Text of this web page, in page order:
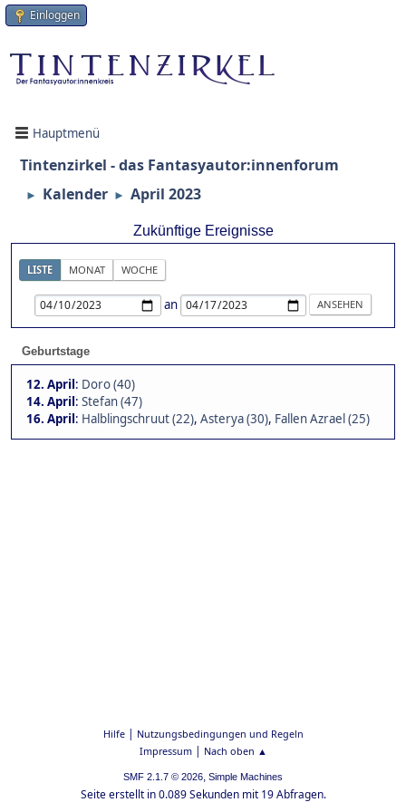
Einloggen
Hauptmenü
Tintenzirkel - das Fantasyautor:innenforum
► Kalender ► April 2023
Zukünftige Ereignisse
LISTE MONAT WOCHE
an
Geburtstage
12. April: Doro (40)
14. April: Stefan (47)
16. April: Halblingschruut (22), Asterya (30), Fallen Azrael (25)
Hilfe| Nutzungsbedingungen und Regeln
Impressum| Nach oben ▲
SMF 2.1.7 © 2026, Simple Machines
Seite erstellt in 0.089 Sekunden mit 19 Abfragen.